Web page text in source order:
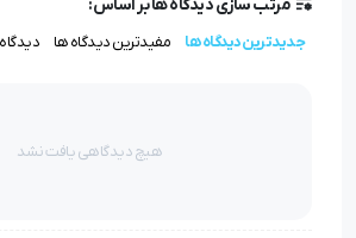
تانک آب: 1.5 لیتر قابل شارژ
مرتب سازی دیدگاه ها بر اساس:
جدیدترین دیدگاه ها مفیدترین دیدگاه ها
هیچ دیدگاهی یافت نشد